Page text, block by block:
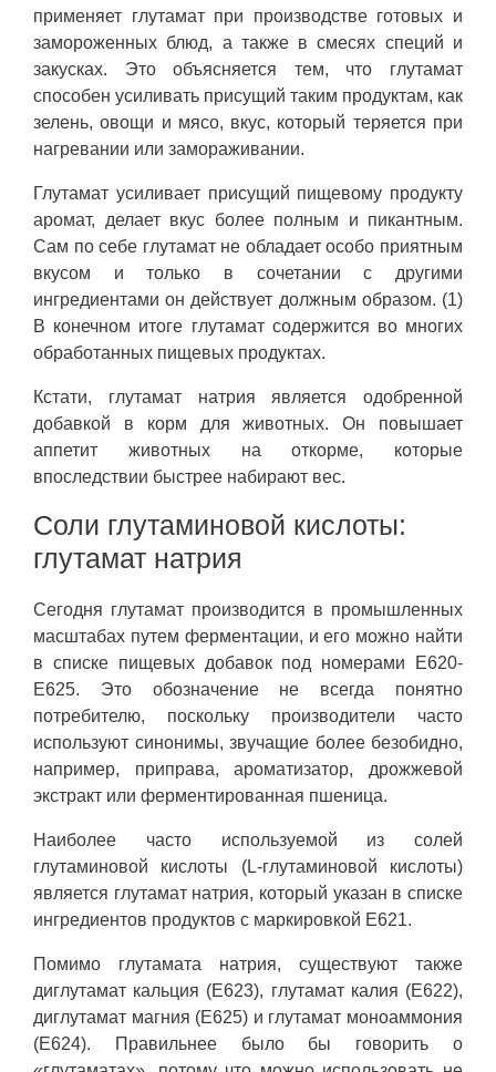
применяет глутамат при производстве готовых и
замороженных блюд, а также в смесях специй и
закусках. Это объясняется тем, что глутамат
способен усиливать присущий таким продуктам, как
зелень, овощи и мясо, вкус, который теряется при
нагревании или замораживании.
Глутамат усиливает присущий пищевому продукту
аромат, делает вкус более полным и пикантным.
Сам по себе глутамат не обладает особо приятным
вкусом и только в сочетании с другими
ингредиентами он действует должным образом. (1)
В конечном итоге глутамат содержится во многих
обработанных пищевых продуктах.
Кстати, глутамат натрия является одобренной
добавкой в корм для животных. Он повышает
аппетит животных на откорме, которые
впоследствии быстрее набирают вес.
Соли глутаминовой кислоты:
глутамат натрия
Сегодня глутамат производится в промышленных
масштабах путем ферментации, и его можно найти
в списке пищевых добавок под номерами Е620-
Е625. Это обозначение не всегда понятно
потребителю, поскольку производители часто
используют синонимы, звучащие более безобидно,
например, приправа, ароматизатор, дрожжевой
экстракт или ферментированная пшеница.
Наиболее часто используемой из солей
глутаминовой кислоты (L-глутаминовой кислоты)
является глутамат натрия, который указан в списке
ингредиентов продуктов с маркировкой E621.
Помимо глутамата натрия, существуют также
диглутамат кальция (Е623), глутамат калия (Е622),
диглутамат магния (Е625) и глутамат моноаммония
(Е624). Правильнее было бы говорить о